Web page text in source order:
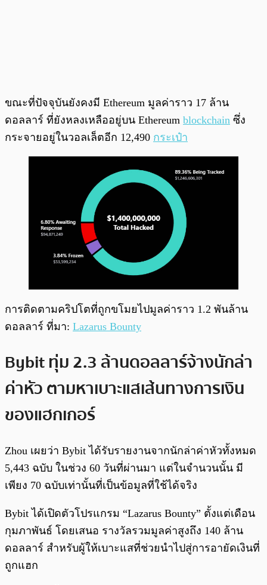
ขณะที่ปัจจุบันยังคงมี Ethereum มูลค่าราว 17 ล้าน
ดอลลาร์ ที่ยังหลงเหลืออยู่บน Ethereum blockchain ซึ่ง
กระจายอยู่ในวอลเล็ตอีก 12,490 กระเป๋า
การติดตามคริปโตที่ถูกขโมยไปมูลค่าราว 1.2 พันล้าน
ดอลลาร์ ที่มา: Lazarus Bounty
Bybit ทุ่ม 2.3 ล้านดอลลาร์จ้างนักล่า
ค่าหัว ตามหาเบาะแสเส้นทางการเงิน
ของแฮกเกอร์
Zhou เผยว่า Bybit ได้รับรายงานจากนักล่าค่าหัวทั้งหมด
5,443 ฉบับ ในช่วง 60 วันที่ผ่านมา แต่ในจำนวนนั้น มี
เพียง 70 ฉบับเท่านั้นที่เป็นข้อมูลที่ใช้ได้จริง
Bybit ได้เปิดตัวโปรแกรม “Lazarus Bounty” ตั้งแต่เดือน
กุมภาพันธ์ โดยเสนอ รางวัลรวมมูลค่าสูงถึง 140 ล้าน
ดอลลาร์ สำหรับผู้ให้เบาะแสที่ช่วยนำไปสู่การอายัดเงินที่
ถูกแฮก